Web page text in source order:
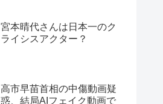
宮本晴代さんは日本一のク
ライシスアクター？
高市早苗首相の中傷動画疑
惑、結局AIフェイク動画で